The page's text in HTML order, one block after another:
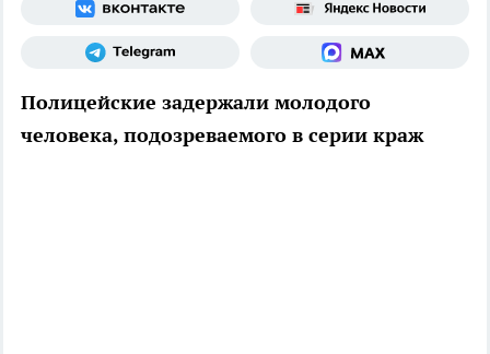
Полицейские задержали молодого
человека, подозреваемого в серии краж